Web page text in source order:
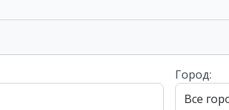
Город: